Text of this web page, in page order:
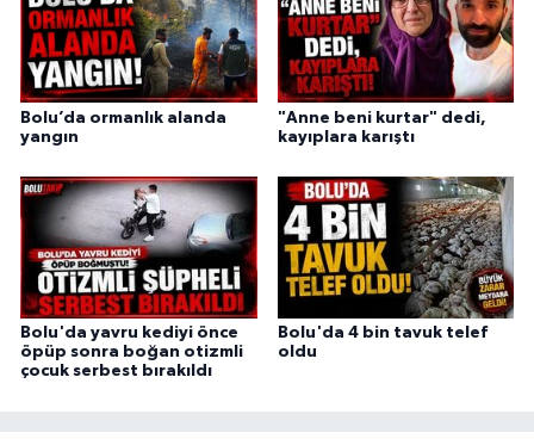
Bolu’da ormanlık alanda
yangın
"Anne beni kurtar" dedi,
kayıplara karıştı
Bolu'da yavru kediyi önce
öpüp sonra boğan otizmli
çocuk serbest bırakıldı
Bolu'da 4 bin tavuk telef
oldu